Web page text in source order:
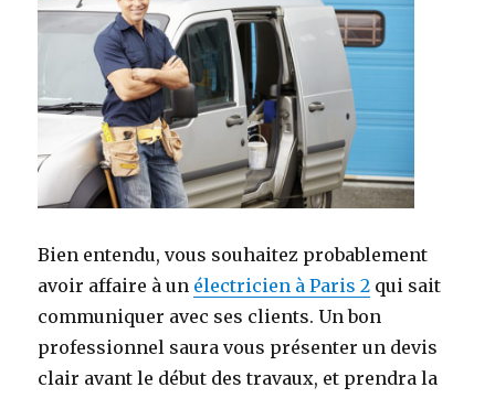
Bien entendu, vous souhaitez probablement
avoir affaire à un électricien à Paris 2 qui sait
communiquer avec ses clients. Un bon
professionnel saura vous présenter un devis
clair avant le début des travaux, et prendra la